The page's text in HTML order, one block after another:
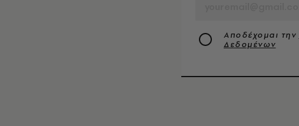
Αποδέχομαι την
Δεδομένων